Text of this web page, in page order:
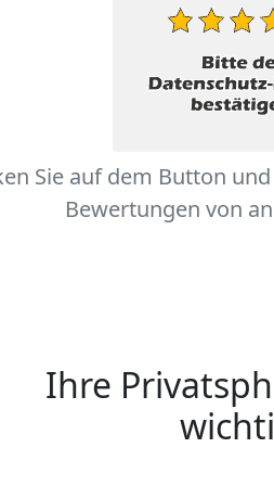
Sie auf dem Button
Bewertungen von
Ihre